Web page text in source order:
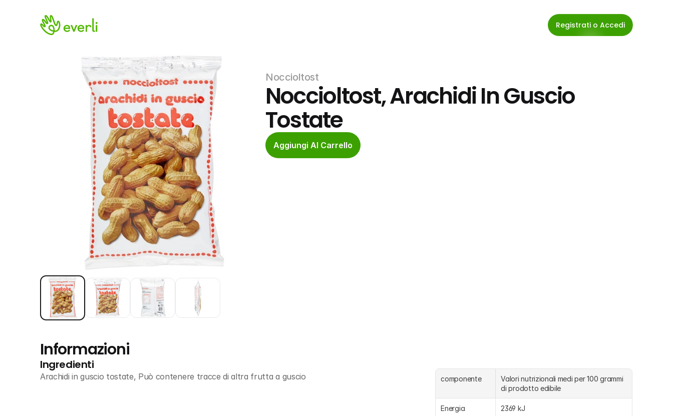
Registrati o Accedi
Noccioltost
Noccioltost, Arachidi In Guscio
Tostate
Aggiungi Al Carrello
Informazioni
Ingredienti
Arachidi in guscio tostate, Può contenere tracce di altra frutta a guscio componente
Valori nutrizionali medi per 100 grammi
di prodotto edibile
Energia 2369 kJ